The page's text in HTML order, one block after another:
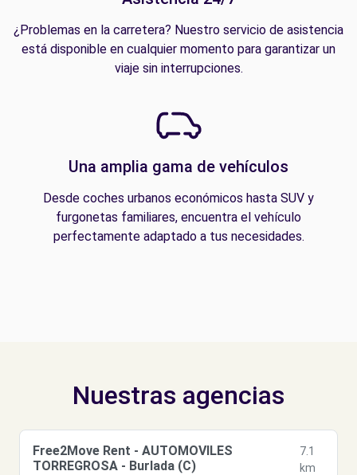
¿Problemas en la carretera? Nuestro servicio de asistencia
está disponible en cualquier momento para garantizar un
viaje sin interrupciones.
Una amplia gama de vehículos
Desde coches urbanos económicos hasta SUV y
furgonetas familiares, encuentra el vehículo
perfectamente adaptado a tus necesidades.
Nuestras agencias
Free2Move Rent - AUTOMOVILES
TORREGROSA - Burlada (C)
7.1
km